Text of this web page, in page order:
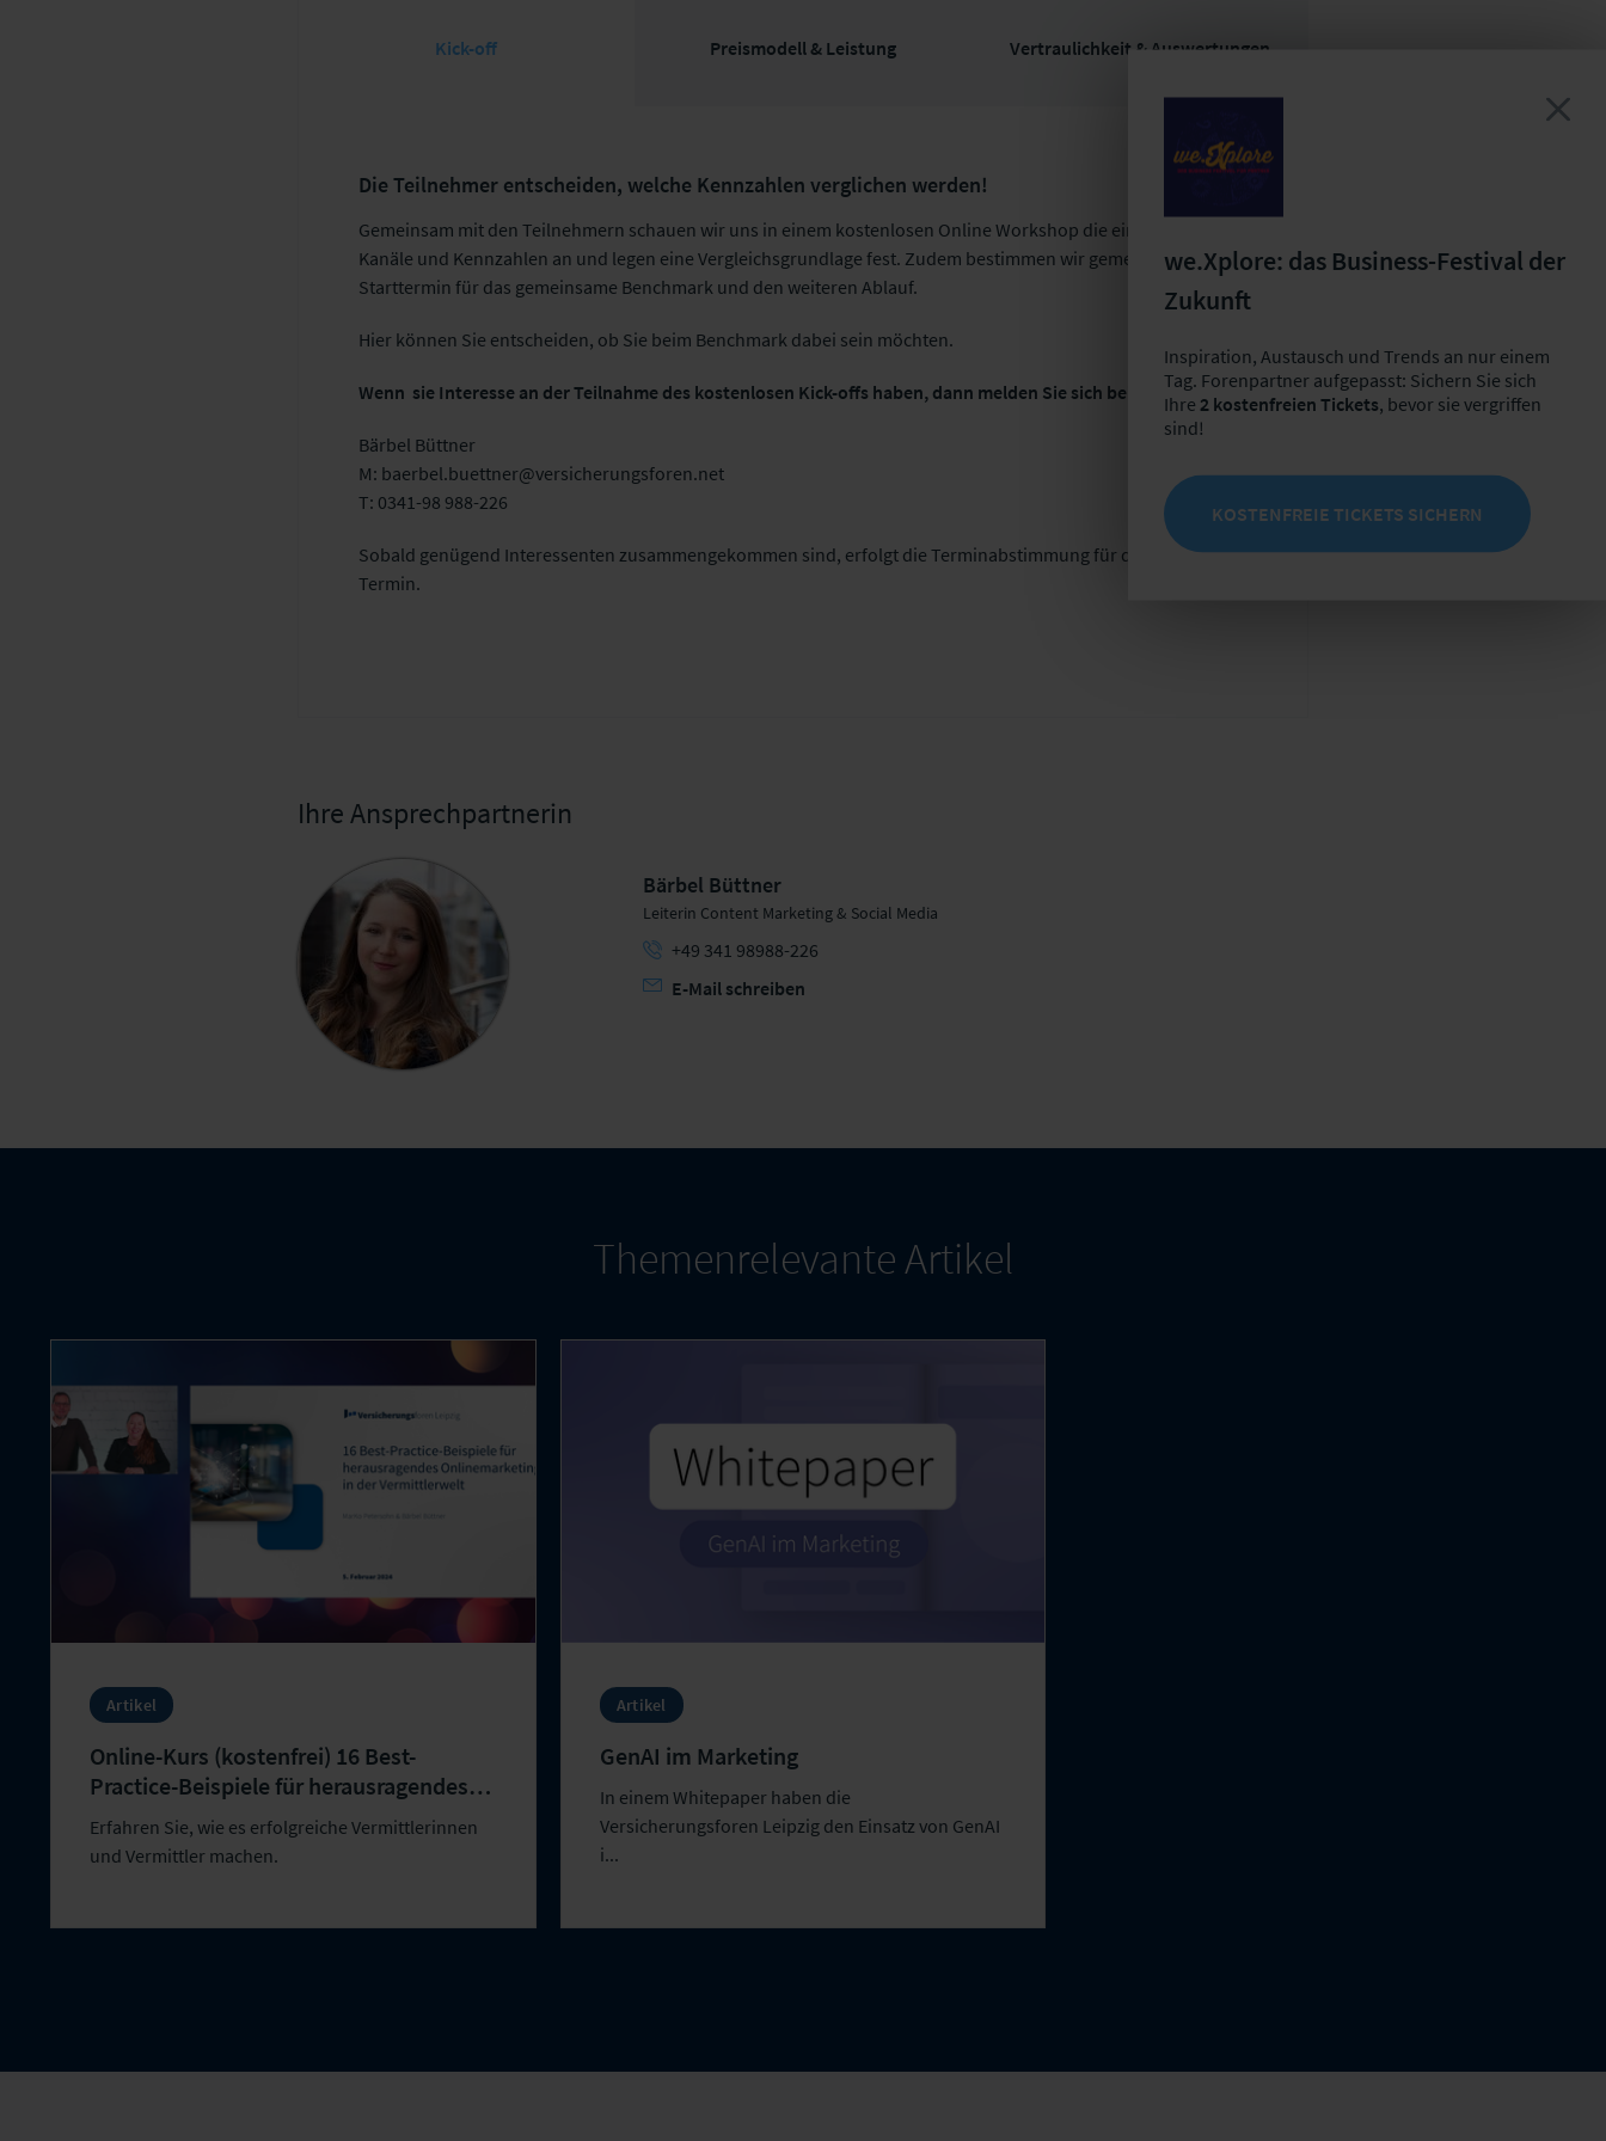
Kick-off Preismodell & Leistung Vertraulichkeit & Auswertungen
Die Teilnehmer entscheiden, welche Kennzahlen verglichen werden!
Gemeinsam mit den Teilnehmern schauen wir uns in einem kostenlosen Online Workshop die einzelnen
Kanäle und Kennzahlen an und legen eine Vergleichsgrundlage fest. Zudem bestimmen wir gemeinsam den
Starttermin für das gemeinsame Benchmark und den weiteren Ablauf.
Hier können Sie entscheiden, ob Sie beim Benchmark dabei sein möchten.
Wenn sie Interesse an der Teilnahme des kostenlosen Kick-offs haben, dann melden Sie sich bei :
Bärbel Büttner
M: baerbel.buettner@versicherungsforen.net
T: 0341-98 988-226
Sobald genügend Interessenten zusammengekommen sind, erfolgt die Terminabstimmung für den Kick-off-
Termin.
Ihre Ansprechpartnerin
Bärbel Büttner
Leiterin Content Marketing & Social Media
+49 341 98988-226
E-Mail schreiben
Themenrelevante Artikel
Artikel
Online-Kurs (kostenfrei) 16 Best-
Practice-Beispiele für herausragendes
Onlinemarketing in der Vermittlerwelt
Erfahren Sie, wie es erfolgreiche Vermittlerinnen
und Vermittler machen.
Artikel
GenAI im Marketing
In einem Whitepaper haben die
Versicherungsforen Leipzig den Einsatz von GenAI
i...
we.Xplore: das Business-Festival der
Zukunft
Inspiration, Austausch und Trends an nur einem
Tag. Forenpartner aufgepasst: Sichern Sie sich
Ihre 2 kostenfreien Tickets, bevor sie vergriffen
sind!
KOSTENFREIE TICKETS SICHERN